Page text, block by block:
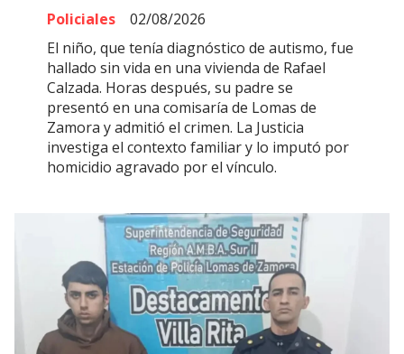
Policiales
02/08/2026
El niño, que tenía diagnóstico de autismo, fue
hallado sin vida en una vivienda de Rafael
Calzada. Horas después, su padre se
presentó en una comisaría de Lomas de
Zamora y admitió el crimen. La Justicia
investiga el contexto familiar y lo imputó por
homicidio agravado por el vínculo.